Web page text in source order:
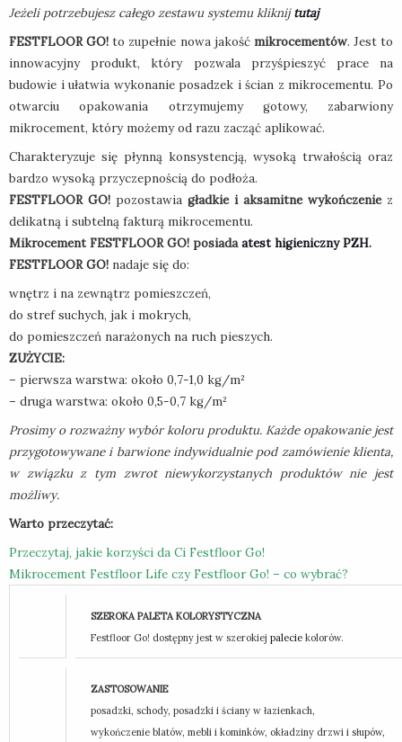
Jeżeli potrzebujesz całego zestawu systemu kliknijtutaj
FESTFLOOR GO! to zupełnie nowa jakość mikrocementów. Jest to
innowacyjny produkt, który pozwala przyśpieszyć prace na
budowie i ułatwia wykonanie posadzek i ścian z mikrocementu. Po
otwarciu opakowania otrzymujemy gotowy, zabarwiony
mikrocement, który możemy od razu zacząć aplikować.
Charakteryzuje się płynną konsystencją, wysoką trwałością oraz
bardzo wysoką przyczepnością do podłoża.
FESTFLOOR GO! pozostawia gładkie i aksamitne wykończeniez
delikatną i subtelną fakturą mikrocementu.
Mikrocement FESTFLOOR GO! posiadaatest higieniczny PZH.
FESTFLOOR GO! nadaje się do:
wnętrz i na zewnątrz pomieszczeń,
do stref suchych, jak i mokrych,
do pomieszczeń narażonych na ruch pieszych.
ZUŻYCIE:
– pierwsza warstwa: około 0,7-1,0 kg/m²
– druga warstwa: około 0,5-0,7 kg/m²
Prosimy o rozważny wybór koloru produktu. Każde opakowanie jest
przygotowywane i barwione indywidualnie pod zamówienie klienta,
w związku z tym zwrot niewykorzystanych produktów nie jest
możliwy.
Warto przeczytać:
Przeczytaj, jakie korzyści da Ci Festfloor Go!
Mikrocement Festfloor Life czy Festfloor Go! – co wybrać?
SZEROKA PALETA KOLORYSTYCZNA
Festfloor Go! dostępny jest w szerokiej palecie kolorów.
ZASTOSOWANIE
posadzki, schody, posadzki i ściany w łazienkach,
wykończenie blatów, mebli i kominków, okładziny drzwi i słupów,